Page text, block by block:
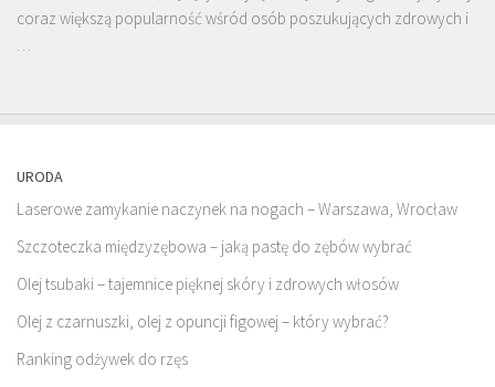
coraz większą popularność wśród osób poszukujących zdrowych i
URODA
Laserowe zamykanie naczynek na nogach – Warszawa, Wrocław
Szczoteczka międzyzębowa – jaką pastę do zębów wybrać
Olej tsubaki – tajemnice pięknej skóry i zdrowych włosów
Olej z czarnuszki, olej z opuncji figowej – który wybrać?
Ranking odżywek do rzęs